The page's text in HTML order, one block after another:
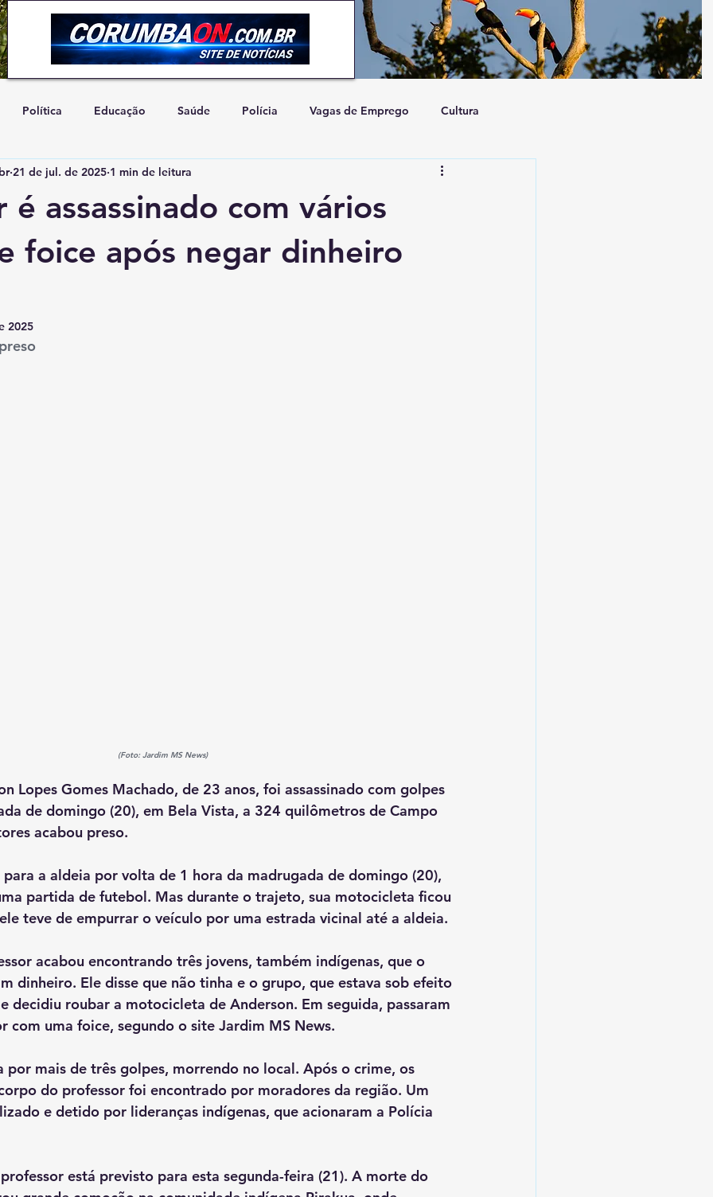
Política Educação Saúde Polícia Vagas de Emprego Cultura
Artigo de Opinião Concurso
é assassinado com vários
foice após negar dinheiro
21 de jul. de 2025 1 min de leitura
2025
(Foto: Jardim MS News)
Lopes Gomes Machado, de 23 anos, foi assassinado com golpes
de domingo (20), em Bela Vista, a 324 quilômetros de Campo
acabou preso.
a aldeia por volta de 1 hora da madrugada de domingo (20),
partida de futebol. Mas durante o trajeto, sua motocicleta ficou
teve de empurrar o veículo por uma estrada vicinal até a aldeia.
acabou encontrando três jovens, também indígenas, que o
dinheiro. Ele disse que não tinha e o grupo, que estava sob efeito
decidiu roubar a motocicleta de Anderson. Em seguida, passaram
com uma foice, segundo o site Jardim MS News.
mais de três golpes, morrendo no local. Após o crime, os
do professor foi encontrado por moradores da região. Um
e detido por lideranças indígenas, que acionaram a Polícia
está previsto para esta segunda-feira (21). A morte do